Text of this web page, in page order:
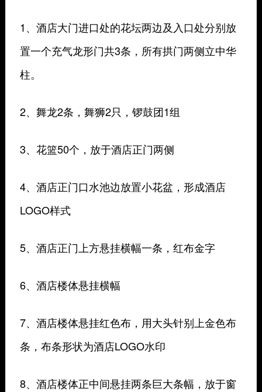
1、酒店大门进口处的花坛两边及入口处分别放
置一个充气龙形门共3条，所有拱门两侧立中华
柱。
2、舞龙2条，舞狮2只，锣鼓团1组
3、花篮50个，放于酒店正门两侧
4、酒店正门口水池边放置小花盆，形成酒店
LOGO样式
5、酒店正门上方悬挂横幅一条，红布金字
6、酒店楼体悬挂横幅
7、酒店楼体悬挂红色布，用大头针别上金色布
条，布条形状为酒店LOGO水印
8、酒店楼体正中间悬挂两条巨大条幅，放于窗